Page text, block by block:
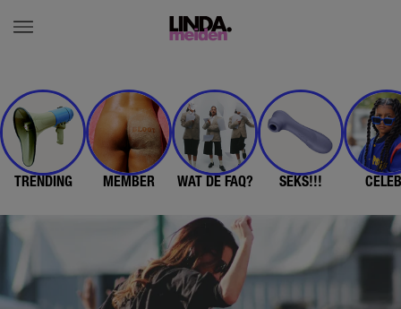
TRENDING MEMBER WAT DE FAQ? SEKS!!!